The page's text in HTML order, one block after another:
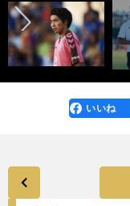
faceboo
k
いいね